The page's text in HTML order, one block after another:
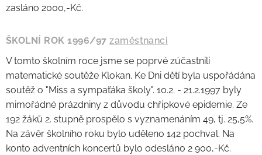
zasláno 2000,-Kč.
ŠKOLNÍ ROK 1996/97zaměstnanci
V tomto školním roce jsme se poprvé zúčastnili
matematické soutěže Klokan. Ke Dni dětí byla uspořádána
soutěž o "Miss a sympaťáka školy". 10.2. - 21.2.1997 byly
mimořádné prázdniny z důvodu chřipkové epidemie. Ze
192 žáků 2. stupně prospělo s vyznamenáním 49, tj. 25,5%.
Na závěr školního roku bylo uděleno 142 pochval. Na
konto adventních koncertů bylo odesláno 2 900,-Kč.